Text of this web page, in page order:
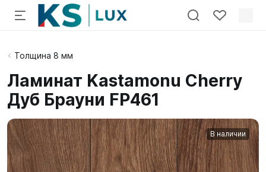
Толщина 8 мм
Ламинат Kastamonu Cherry
Дуб Брауни FP461
В наличии